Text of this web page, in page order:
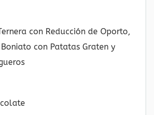
con Reducción de Oporto,
con Patatas Graten y